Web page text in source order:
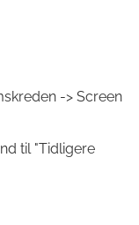
-> Screen
til "Tidligere